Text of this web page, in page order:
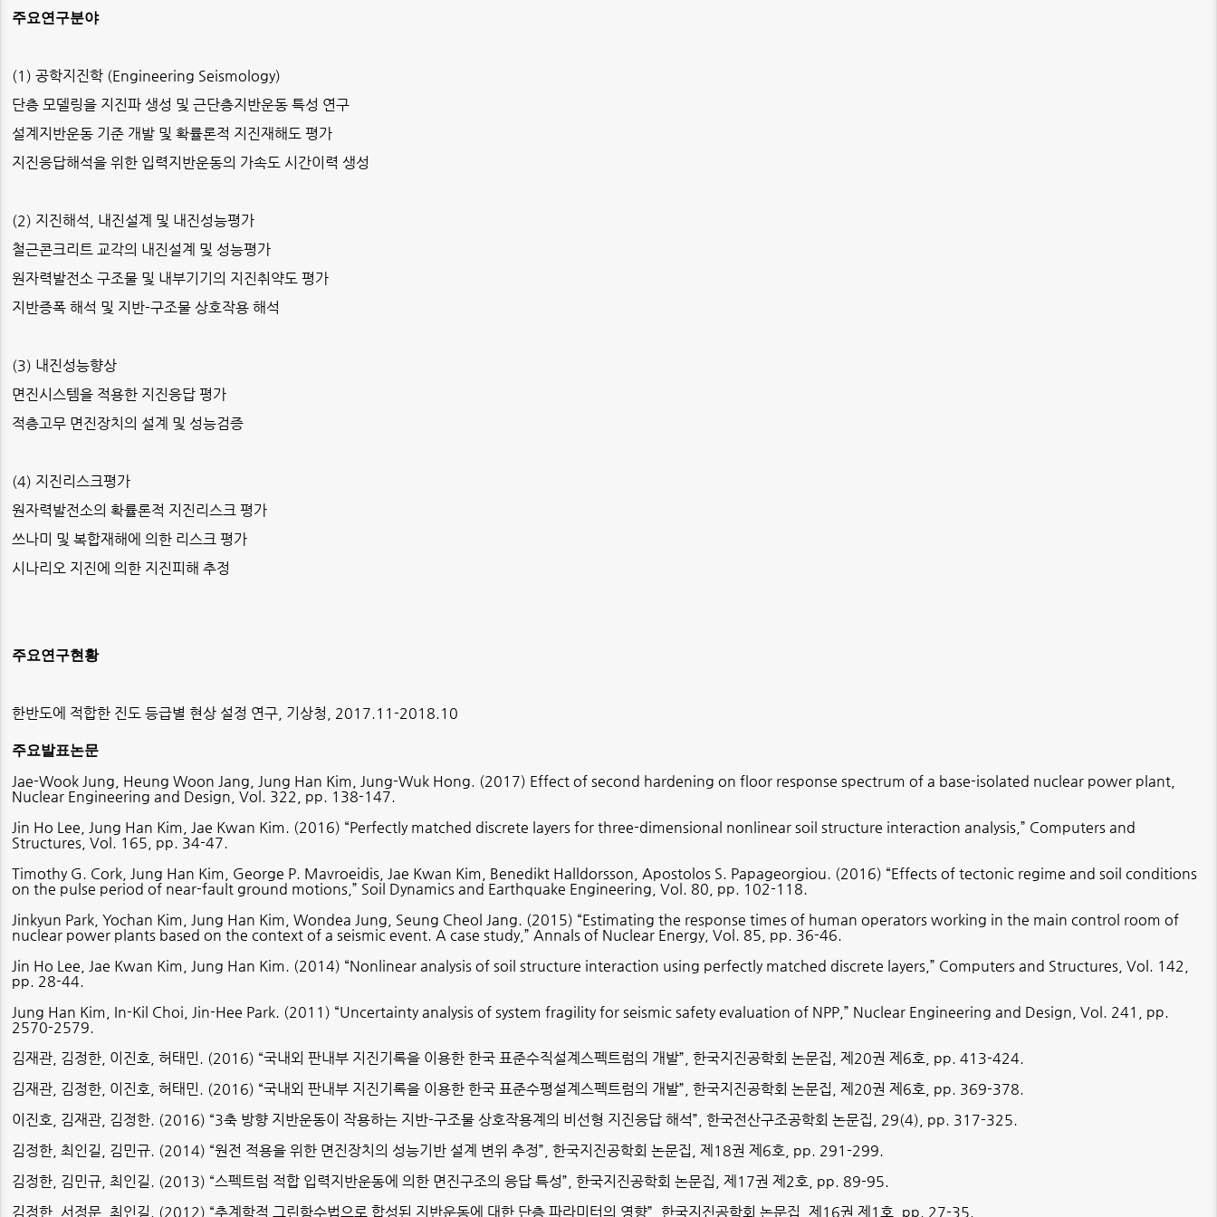
주요연구분야
(1) 공학지진학 (Engineering Seismology)
단층 모델링을 지진파 생성 및 근단층지반운동 특성 연구
설계지반운동 기준 개발 및 확률론적 지진재해도 평가
지진응답해석을 위한 입력지반운동의 가속도 시간이력 생성
(2) 지진해석
내진설계 및 내진성능평가
철근콘크리트 교각의 내진설계 및 성능평가
원자력발전소 구조물 및 내부기기의 지진취약도 평가
지반증폭 해석 및 지반-구조물 상호작용 해석
(3) 내진성능향상
면진시스템을 적용한 지진응답 평가
적층고무 면진장치의 설계 및 성능검증
(4) 지진리스크평가
원자력발전소의 확률론적 지진리스크 평가
쓰나미 및 복합재해에 의한 리스크 평가
시나리오 지진에 의한 지진피해 추정
주요연구현황
한반도에 적합한 진도 등급별 현상 설정 연구, 기상청 , 2017.11-2018.10
주요발표논문
Jae-Wook Jung, Heung Woon Jang, Jung Han Kim, Jung-Wuk Hong. (2017) Effect of second hardening on floor response spectrum of a base-isolated nuclear power plant,
Nuclear Engineering and Design, Vol. 322, pp. 138-147.
Jin Ho Lee, Jung Han Kim, Jae Kwan Kim. (2016) “Perfectly matched discrete layers for three-dimensional nonlinear soil structure interaction analysis,” Computers and
Structures, Vol. 165, pp. 34-47.
Timothy G. Cork, Jung Han Kim, George P. Mavroeidis, Jae Kwan Kim, Benedikt Halldorsson, Apostolos S. Papageorgiou. (2016) “Effects of tectonic regime and soil conditions
on the pulse period of near-fault ground motions,” Soil Dynamics and Earthquake Engineering, Vol. 80, pp. 102-118.
Jinkyun Park, Yochan Kim, Jung Han Kim, Wondea Jung, Seung Cheol Jang. (2015) “Estimating the response times of human operators working in the main control room of
nuclear power plants based on the context of a seismic event. A case study,” Annals of Nuclear Energy, Vol. 85, pp. 36-46.
Jin Ho Lee, Jae Kwan Kim, Jung Han Kim. (2014) “Nonlinear analysis of soil structure interaction using perfectly matched discrete layers,” Computers and Structures, Vol. 142,
pp. 28-44.
Jung Han Kim, In-Kil Choi, Jin-Hee Park. (2011) “Uncertainty analysis of system fragility for seismic safety evaluation of NPP,” Nuclear Engineering and Design, Vol. 241, pp.
2570-2579.
김재관, 김정한, 이진호, 허태민. (2016) “국내외 판내부 지진기록을 이용한 한국 표준수직설계스펙트럼의 개발”, 한국지진공학회 논문집 제 20권 제 6호, pp. 413-424.
김재관, 김정한, 이진호, 허태민. (2016) “국내외 판내부 지진기록을 이용한 한국 표준수평설계스펙트럼의 개발”, 한국지진공학회 논문집 제 20권 제 6호, pp. 369-378.
이진호, 김재관, 김정한. (2016) “3축 방향 지반운동이 작용하는 지반-구조물 상호작용계의 비선형 지진응답 해석”, 한국전산구조공학회 논문집 , 29(4), pp. 317-325.
김정한, 최인길 김민규. (2014) “원전 적용을 위한 면진장치의 성능기반 설계 변위 추정”, 한국지진공학회 논문집 제 18권 제 6호, pp. 291-299.
김정한, 김민규, 최인길. (2013) “스펙트럼 적합 입력지반운동에 의한 면진구조의 응답 특성”, 한국지진공학회 논문집 제 17권 제 2호, pp. 89-95.
김정한, 서정문, 최인길. (2012) “추계학적 그린함수법으로 합성된 지반운동에 대한 단층 파라미터의 영향”, 한국지진공학회 논문집 제 16권 제 1 호, pp. 27-35.